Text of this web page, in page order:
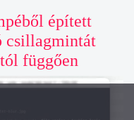
épített
csillagmintát
függően